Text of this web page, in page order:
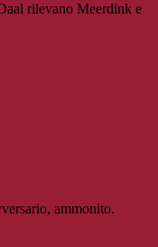
rilevano Meerdink e
ammonito.